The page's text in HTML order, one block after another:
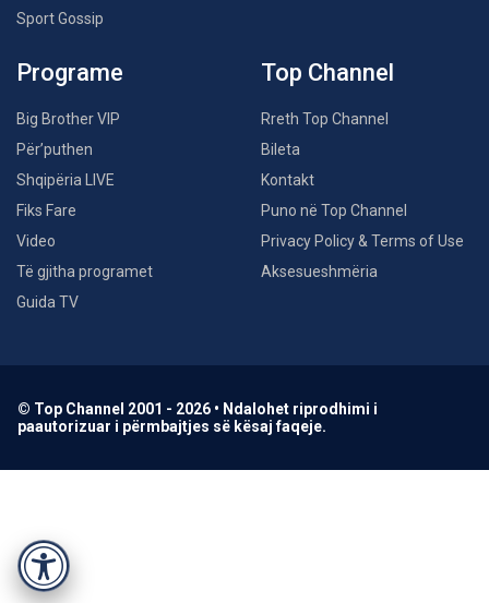
Accessibility
Sport Gossip
Programe
Big Brother VIP
Për’puthen
Shqipëria LIVE
Fiks Fare
Video
Të gjitha programet
Guida TV
Top Channel
Rreth Top Channel
Bileta
Kontakt
Puno në Top Channel
Privacy Policy & Terms of Use
Aksesueshmëria
© Top Channel 2001 - 2026 • Ndalohet riprodhimi i
paautorizuar i përmbajtjes së kësaj faqeje.